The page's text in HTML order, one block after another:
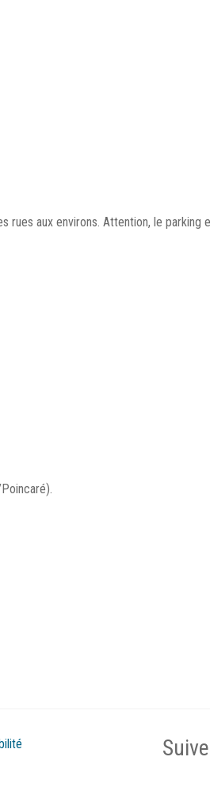
rues aux environs. Attention, le parking